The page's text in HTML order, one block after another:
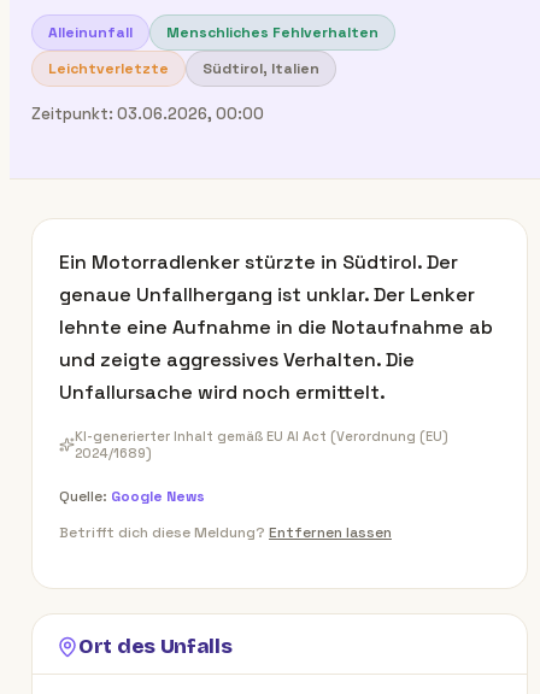
Alleinunfall
Menschliches Fehlverhalten
Leichtverletzte
Südtirol, Italien
Zeitpunkt: 03.06.2026, 00:00
Ein Motorradlenker stürzte in Südtirol. Der
genaue Unfallhergang ist unklar. Der Lenker
lehnte eine Aufnahme in die Notaufnahme ab
und zeigte aggressives Verhalten. Die
Unfallursache wird noch ermittelt.
KI-generierter Inhalt gemäß EU AI Act (Verordnung (EU)
2024/1689)
Quelle: Google News
Betrifft dich diese Meldung? Entfernen lassen
Ort des Unfalls